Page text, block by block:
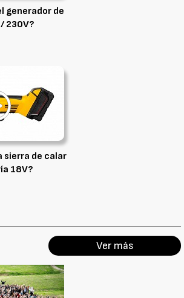
generador de
230V?
sierra de calar
18V?
Ver más